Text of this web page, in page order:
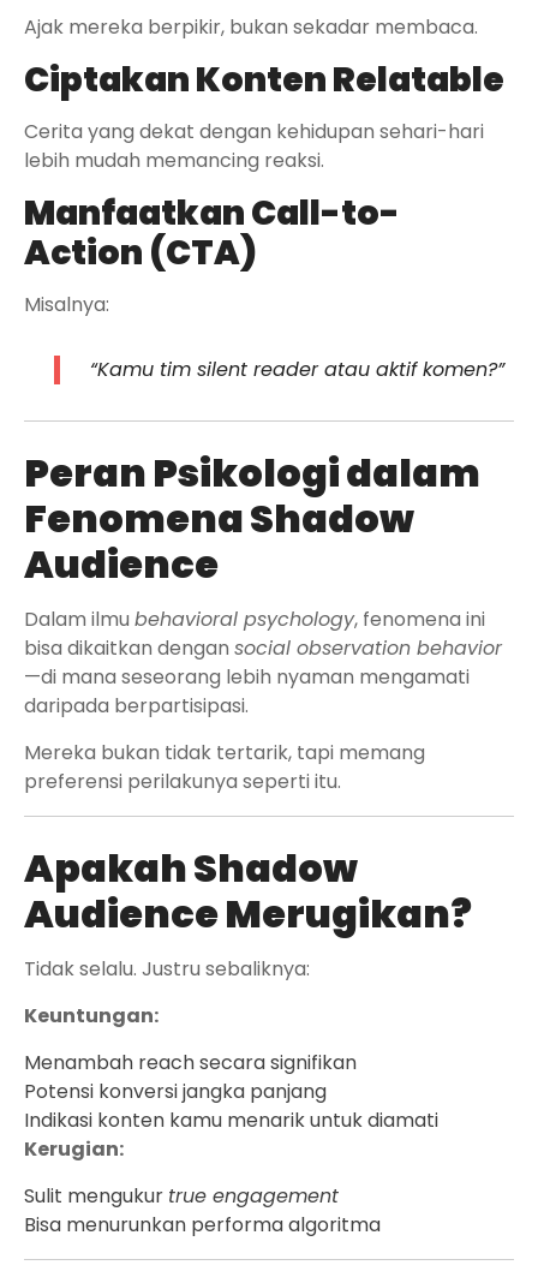
Ajak mereka berpikir, bukan sekadar membaca.
Ciptakan Konten Relatable
Cerita yang dekat dengan kehidupan sehari-hari
lebih mudah memancing reaksi.
Manfaatkan Call-to-
Action (CTA)
Misalnya:
“Kamu tim silent reader atau aktif komen?”
Peran Psikologi dalam
Fenomena Shadow
Audience
Dalam ilmu behavioral psychology, fenomena ini
bisa dikaitkan dengan social observation behavior
—di mana seseorang lebih nyaman mengamati
daripada berpartisipasi.
Mereka bukan tidak tertarik, tapi memang
preferensi perilakunya seperti itu.
Apakah Shadow
Audience Merugikan?
Tidak selalu. Justru sebaliknya:
Keuntungan:
Menambah reach secara signifikan
Potensi konversi jangka panjang
Indikasi konten kamu menarik untuk diamati
Kerugian:
Sulit mengukur true engagement
Bisa menurunkan performa algoritma